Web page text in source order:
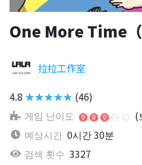
One More Time（
拉拉工作室
4.8 ★★★★★ (46)
게임 난이도
(
예상시간 0시간 30분
검색 횟수 3327